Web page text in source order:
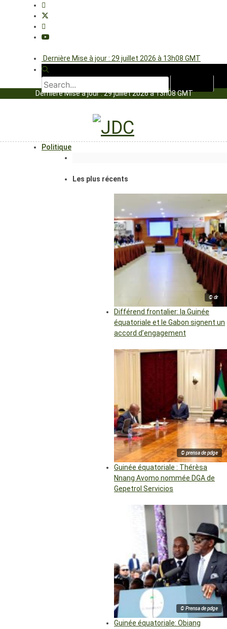
Dernière Mise à jour : 29 juillet 2026 à 13h08 GMT
Dernière Mise à jour : 29 juillet 2026 à 13h08 GMT
Politique
Les plus récents
© dr
Différend frontalier: la Guinée
équatoriale et le Gabon signent un
accord d’engagement
© prensa de pdge
Guinée équatoriale : Thérèsa
Nnang Avomo nommée DGA de
Gepetrol Servicios
© Prensa de pdge
Guinée équatoriale: Obiang